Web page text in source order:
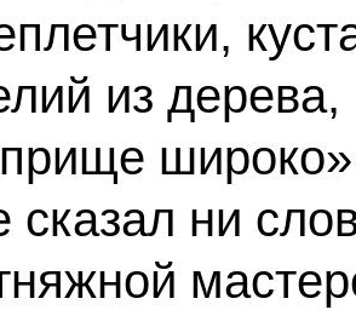
из
сказал ни